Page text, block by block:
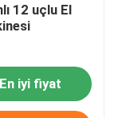
12 uçlu El
En iyi fiyat